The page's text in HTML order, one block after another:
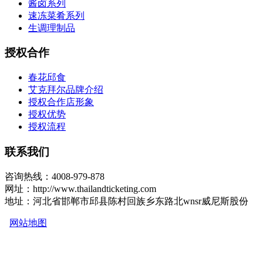
酱卤系列
速冻菜肴系列
生调理制品
授权合作
春花邱食
艾克拜尔品牌介绍
授权合作店形象
授权优势
授权流程
联系我们
咨询热线：4008-979-878
网址：http://www.thailandticketing.com
地址：河北省邯郸市邱县陈村回族乡东路北wnsr威尼斯股份
网站地图